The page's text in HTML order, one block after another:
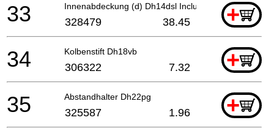
Innenabdeckung (d) Dh14dsl Includ.42-45+
33 328479 38.45
Kolbenstift Dh18vb +
34 306322 7.32
Abstandhalter Dh22pg +
35 325587 1.96